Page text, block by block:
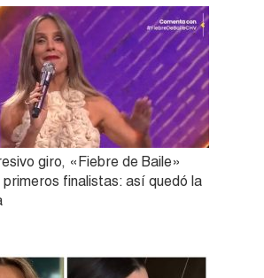
giro, «Fiebre de Baile»
primeros finalistas: así quedó la